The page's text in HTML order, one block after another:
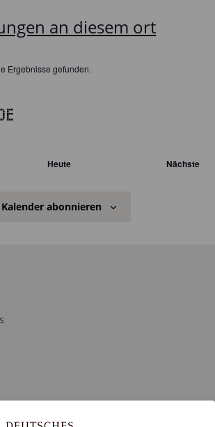
an diesem ort
Ergebnisse gefunden.
Heute
Nächste
Kalender abonnieren